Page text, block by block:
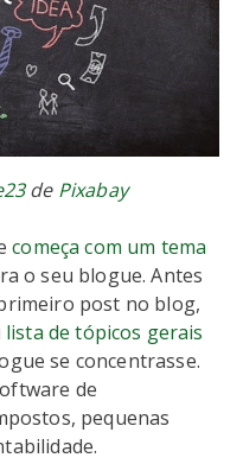
de Pixabay
começa com um tema
o seu blogue. Antes
post no blog,
lista de tópicos gerais
se concentrasse.
de
pequenas